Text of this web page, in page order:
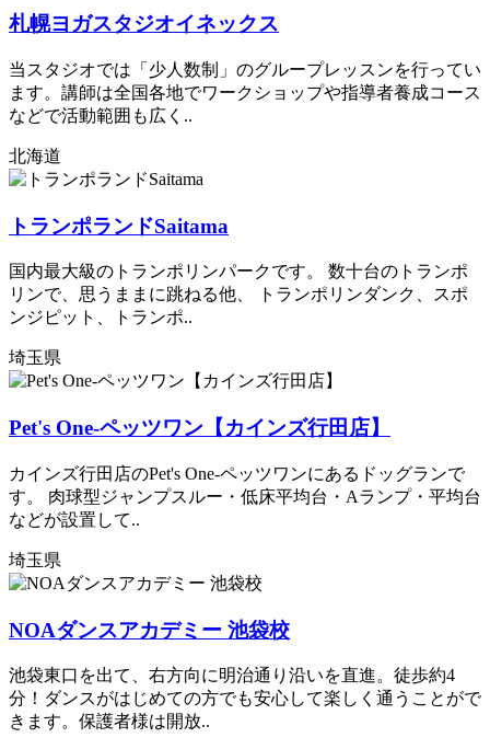
札幌ヨガスタジオイネックス
当スタジオでは「少人数制」のグループレッスンを行ってい
ます。講師は全国各地でワークショップや指導者養成コース
などで活動範囲も広く..
北海道
トランポランドSaitama
国内最大級のトランポリンパークです。 数十台のトランポ
リンで、思うままに跳ねる他、 トランポリンダンク、スポ
ンジピット、トランポ..
埼玉県
Pet's One-ペッツワン【カインズ行田店】
カインズ行田店のPet's One-ペッツワンにあるドッグランで
す。 肉球型ジャンプスルー・低床平均台・Aランプ・平均台
などが設置して..
埼玉県
NOAダンスアカデミー 池袋校
池袋東口を出て、右方向に明治通り沿いを直進。徒歩約4
分！ダンスがはじめての方でも安心して楽しく通うことがで
きます。保護者様は開放..